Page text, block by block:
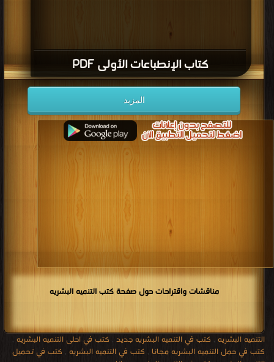
كتاب الإنطباعات الأولى PDF
المزيد
مناقشات واقتراحات حول صفحة كتب التنميه البشريه
التنميه البشريه , كتب في التنميه البشريه جديد , كتب في احلى التنميه البشريه ,
كتب في حمل التنميه البشريه مجانا , كتب في التنميه البشريه , كتب في تحميل